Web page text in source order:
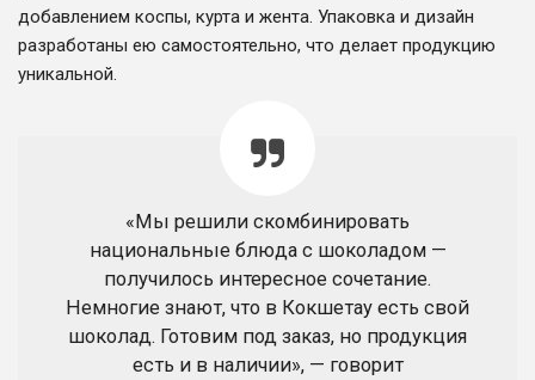
добавлением коспы, курта и жента. Упаковка и дизайн
разработаны ею самостоятельно, что делает продукцию
уникальной.
«Мы решили скомбинировать
национальные блюда с шоколадом —
получилось интересное сочетание.
Немногие знают, что в Кокшетау есть свой
шоколад. Готовим под заказ, но продукция
есть и в наличии», — говорит